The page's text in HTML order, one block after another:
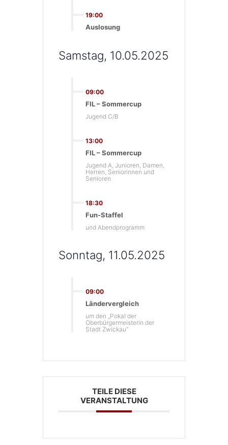
19:00
Auslosung
Samstag, 10.05.2025
09:00
FIL – Sommercup
Jugend C/B
13:00
FIL – Sommercup
Jugend A, Junioren, Damen,
Herren, Seniorinnen und
Senioren
18:30
Fun-Staffel
und Abendprogramm
Sonntag, 11.05.2025
09:00
Ländervergleich
um den „Pokal der
Oberbürgermeisterin der
Stadt Zwickau“
TEILE DIESE
VERANSTALTUNG